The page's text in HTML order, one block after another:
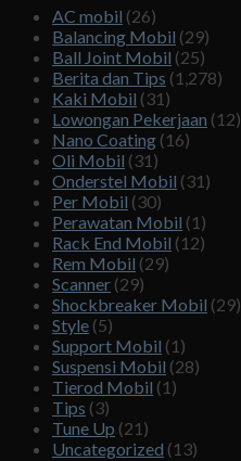
AC mobil (26)
Balancing Mobil (29)
Ball Joint Mobil (25)
Berita dan Tips (1,278)
Kaki Mobil (31)
Lowongan Pekerjaan (12)
Nano Coating (16)
Oli Mobil (31)
Onderstel Mobil (31)
Per Mobil (30)
Perawatan Mobil (1)
Rack End Mobil (12)
Rem Mobil (29)
Scanner (29)
Shockbreaker Mobil (29)
Style (5)
Support Mobil (1)
Suspensi Mobil (28)
Tierod Mobil (1)
Tips (3)
Tune Up (21)
Uncategorized (13)